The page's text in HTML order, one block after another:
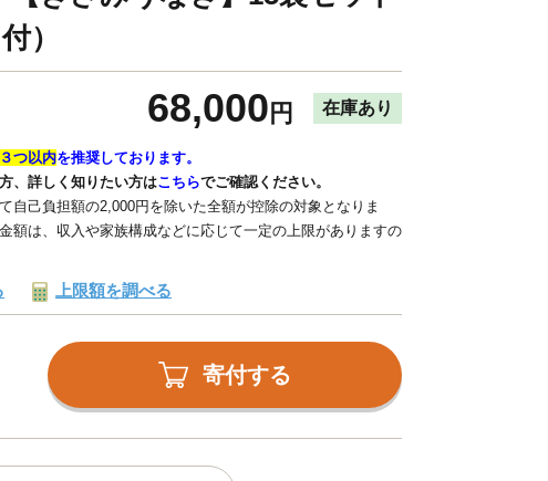
付）
68,000 円 在庫あり
つ以内を推奨しております。
、詳しく知りたい方はこちらでご確認ください。
自己負担額の2,000円を除いた全額が控除の対象となりま
額は、収入や家族構成などに応じて一定の上限がありますの
上限額を調べる
寄付する